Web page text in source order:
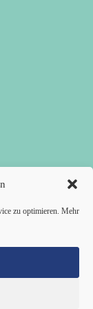
zu optimieren. Mehr
Tor die